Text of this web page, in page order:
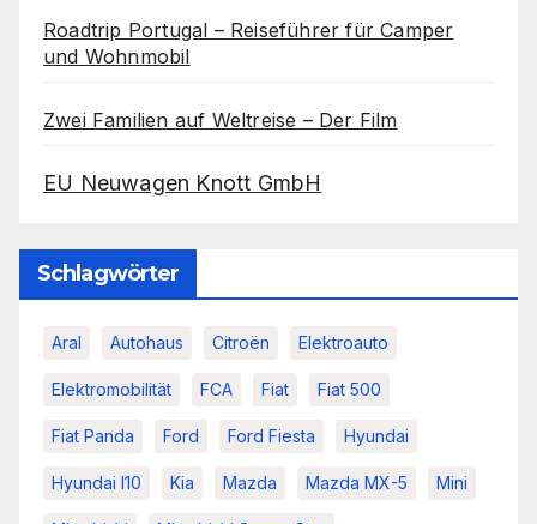
Roadtrip Portugal – Reiseführer für Camper
und Wohnmobil
Zwei Familien auf Weltreise – Der Film
EU Neuwagen Knott GmbH
Schlagwörter
Aral Autohaus Citroën Elektroauto
Elektromobilität FCA Fiat Fiat 500
Fiat Panda Ford Ford Fiesta Hyundai
Hyundai I10 Kia Mazda Mazda MX-5 Mini